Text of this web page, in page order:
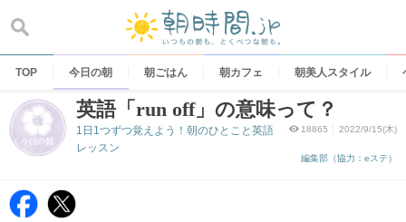
content
TOP 今日の朝 朝ごはん 朝カフェ 朝美人スタイル
英語「run off」の意味って？
18865 2022/9/15(木)
編集部（協力：eステ）
1日1つずつ覚えよう！朝のひとこと英語
レッスン